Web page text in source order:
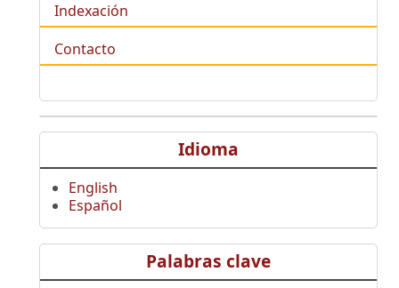
Indexación
Contacto
Idioma
English
Español
Palabras clave